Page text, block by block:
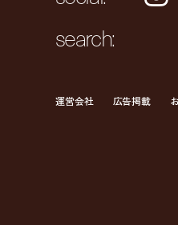
search:
運営会社 広告掲載